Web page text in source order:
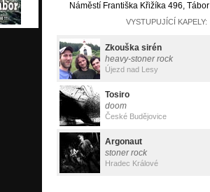
Náměstí Františka Křižíka 496, Tábor
VYSTUPUJÍCÍ KAPELY:
Zkouška sirén
heavy-stoner rock
Újezd nad Lesy
Tosiro
doom
České Budějovice
Argonaut
stoner rock
Hradec Králové